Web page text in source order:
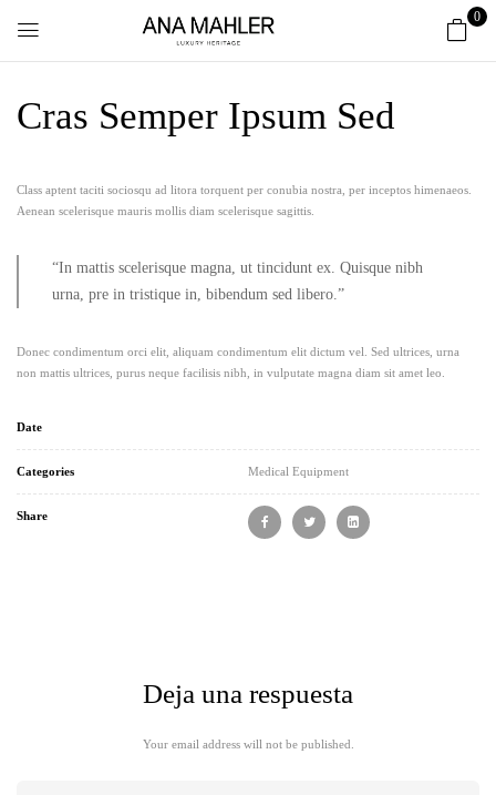
0
Cras Semper Ipsum Sed
Class aptent taciti sociosqu ad litora torquent per conubia nostra, per inceptos himenaeos.
Aenean scelerisque mauris mollis diam scelerisque sagittis.
“In mattis scelerisque magna, ut tincidunt ex. Quisque nibh
urna, pre in tristique in, bibendum sed libero.”
Donec condimentum orci elit, aliquam condimentum elit dictum vel. Sed ultrices, urna
non mattis ultrices, purus neque facilisis nibh, in vulputate magna diam sit amet leo.
Date
Categories Medical Equipment
Share
Deja una respuesta
Your email address will not be published.